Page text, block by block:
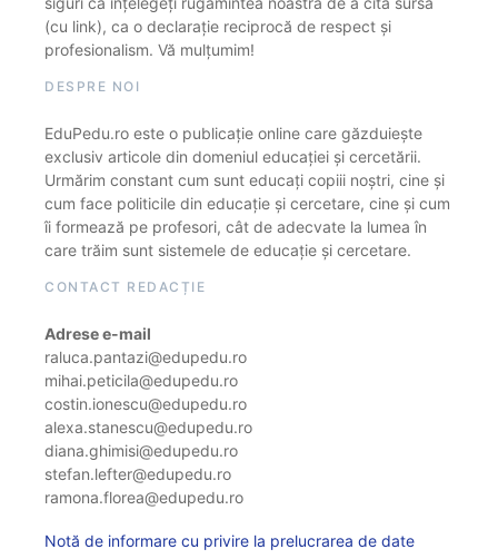
(cu link), ca o declarație reciprocă de respect și
profesionalism. Vă mulțumim!
DESPRE NOI
EduPedu.ro este o publicație online care găzduiește
exclusiv articole din domeniul educației și cercetării.
Urmărim constant cum sunt educați copiii noștri, cine și
cum face politicile din educație și cercetare, cine și cum
îi formează pe profesori, cât de adecvate la lumea în
care trăim sunt sistemele de educație și cercetare.
CONTACT REDACȚIE
Adrese e-mail
raluca.pantazi@edupedu.ro
mihai.peticila@edupedu.ro
costin.ionescu@edupedu.ro
alexa.stanescu@edupedu.ro
diana.ghimisi@edupedu.ro
stefan.lefter@edupedu.ro
ramona.florea@edupedu.ro
Notă de informare cu privire la prelucrarea de date